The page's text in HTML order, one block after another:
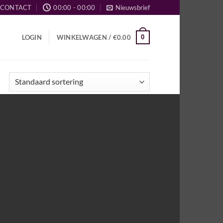
CONTACT 00:00 - 00:00 Nieuwsbrief
LOGIN WINKELWAGEN / €0.00 0